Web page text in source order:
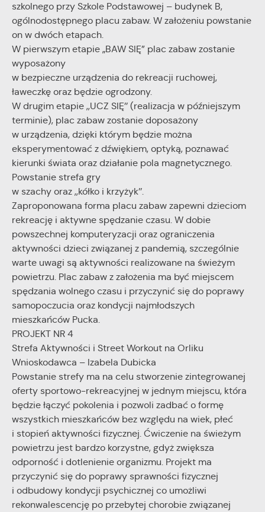
szkolnego przy Szkole Podstawowej – budynek B,
ogólnodostępnego placu zabaw. W założeniu powstanie
on w dwóch etapach.
W pierwszym etapie „BAW SIĘ” plac zabaw zostanie
wyposażony
w bezpieczne urządzenia do rekreacji ruchowej,
ławeczkę oraz będzie ogrodzony.
W drugim etapie ,,UCZ SIĘ’’ (realizacja w późniejszym
terminie), plac zabaw zostanie doposażony
w urządzenia, dzięki którym będzie można
eksperymentować z dźwiękiem, optyką, poznawać
kierunki świata oraz działanie pola magnetycznego.
Powstanie strefa gry
w szachy oraz ,,kółko i krzyżyk’’.
Zaproponowana forma placu zabaw zapewni dzieciom
rekreację i aktywne spędzanie czasu. W dobie
powszechnej komputeryzacji oraz ograniczenia
aktywności dzieci związanej z pandemią, szczególnie
warte uwagi są aktywności realizowane na świeżym
powietrzu. Plac zabaw z założenia ma być miejscem
spędzania wolnego czasu i przyczynić się do poprawy
samopoczucia oraz kondycji najmłodszych
mieszkańców Pucka.
PROJEKT NR 4
Strefa Aktywności i Street Workout na Orliku
Wnioskodawca – Izabela Dubicka
Powstanie strefy ma na celu stworzenie zintegrowanej
oferty sportowo-rekreacyjnej w jednym miejscu, która
będzie łączyć pokolenia i pozwoli zadbać o formę
wszystkich mieszkańców bez względu na wiek, płeć
i stopień aktywności fizycznej. Ćwiczenie na świeżym
powietrzu jest bardzo korzystne, gdyż zwiększa
odporność i dotlenienie organizmu. Projekt ma
przyczynić się do poprawy sprawności fizycznej
i odbudowy kondycji psychicznej co umożliwi
rekonwalescencję po przebytej chorobie związanej